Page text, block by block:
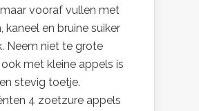
maar vooraf vullen met
kaneel en bruine suiker
Neem niet te grote
met kleine appels is
stevig toetje.
4 zoetzure appels